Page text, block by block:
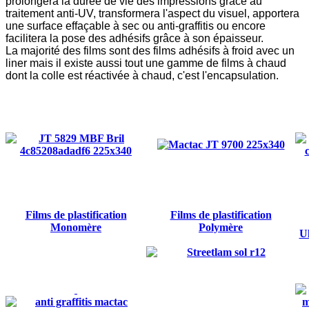
traitement anti-UV, transformera l'aspect du visuel, apportera
une surface effaçable à sec ou anti-graffitis ou encore
facilitera la pose des adhésifs grâce à son épaisseur.
La majorité des films sont des films adhésifs à froid avec un
liner mais il existe aussi tout une gamme de films à chaud
dont la colle est réactivée à chaud, c'est l'encapsulation.
Films de plastification
Monomère
Films de plastification
Polymère